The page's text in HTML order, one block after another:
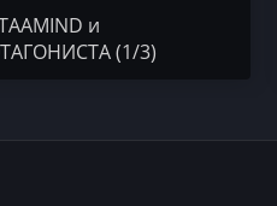
и
(1/3)